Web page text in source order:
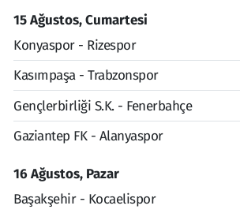
15 Ağustos, Cumartesi
Konyaspor - Rizespor
Kasımpaşa - Trabzonspor
Gençlerbirliği S.K. - Fenerbahçe
Gaziantep FK - Alanyaspor
16 Ağustos, Pazar
Başakşehir - Kocaelispor